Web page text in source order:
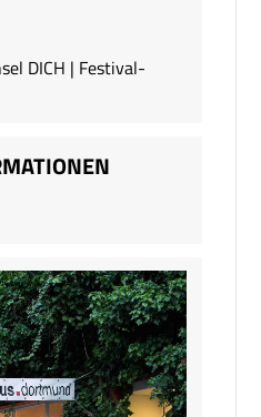
DICH | Festival-